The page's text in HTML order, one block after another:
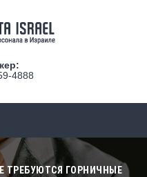
4888
ТРЕБУЮТСЯ ГОРНИЧНЫЕ